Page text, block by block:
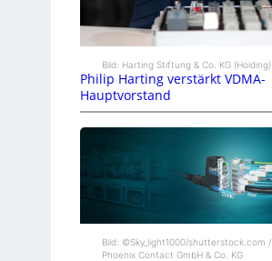
Bild: Harting Stiftung & Co. KG (Holding)
Philip Harting verstärkt VDMA-
Hauptvorstand
Bild: ©Sky_light1000/shutterstock.com /
Phoenix Contact GmbH & Co. KG